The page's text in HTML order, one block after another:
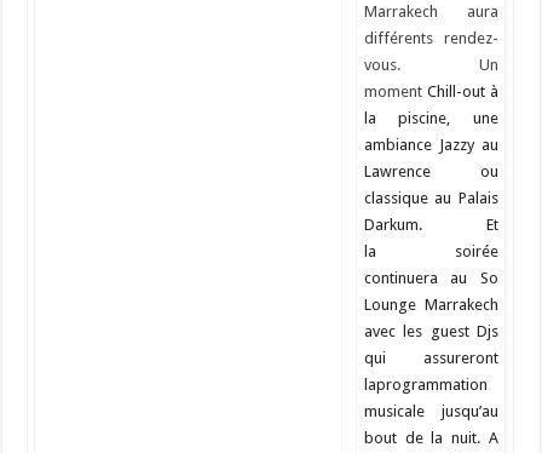
Marrakech aura
différents rendez-
vous. Un
moment Chill-out à
la piscine, une
ambiance Jazzy au
Lawrence ou
classique au Palais
Darkum. Et
la soirée
continuera au So
Lounge Marrakech
avec les guest Djs
qui assureront
laprogrammation
musicale jusqu’au
bout de la nuit. A